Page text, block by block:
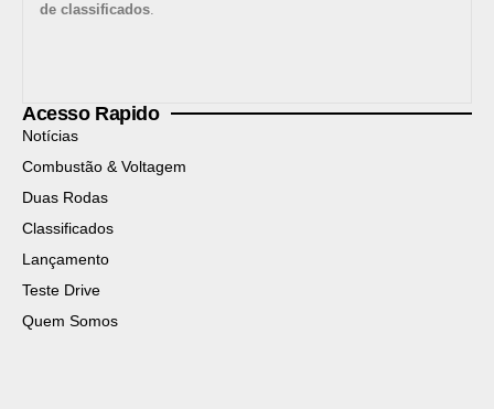
de classificados.
Acesso Rapido
Notícias
Combustão & Voltagem
Duas Rodas
Classificados
Lançamento
Teste Drive
Quem Somos